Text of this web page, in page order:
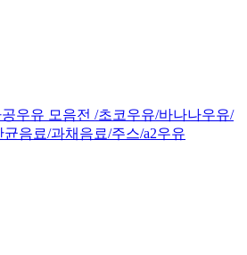
우유 모음전 /초코우유/바나나우유/
음료/과채음료/주스/a2우유